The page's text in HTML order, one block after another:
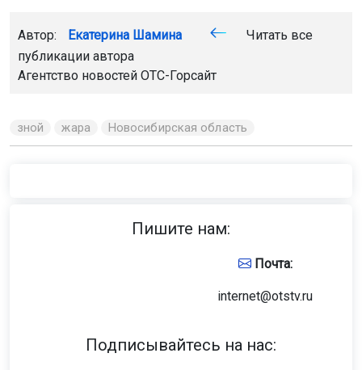
Автор: Екатерина Шамина
Читать все
публикации автора
Агентство новостей ОТС-Горсайт
зной жара Новосибирская область
Пишите нам:
Почта:
internet@otstv.ru
Подписывайтесь на нас: